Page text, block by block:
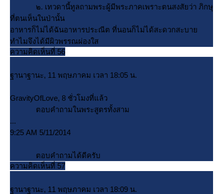
๒. เทวดานี้ทูลถามพระผู้มีพระภาคเพราะตนสงสัยว่า ภิกษุ
ที่ตนเห็นในป่านั้น
อาหารก็ไม่ได้ฉันอาหารประณีต ที่นอนก็ไม่ได้สะดวกสะบา
ทำไมจึงได้มีผิวพรรณผ่องใส
ความคิดเห็นที่ 56
ฐานาฐานะ, 11 พฤษภาคม เวลา 18:05 น.
GravityOfLove, 8 ชั่วโมงที่แล้ว
ตอบคำถามในพระสูตรทั้งสาม
...
9:25 AM 5/11/2014
ตอบคำถามได้ดีครับ
ความคิดเห็นที่ 57
ฐานาฐานะ, 11 พฤษภาคม เวลา 18:09 น.